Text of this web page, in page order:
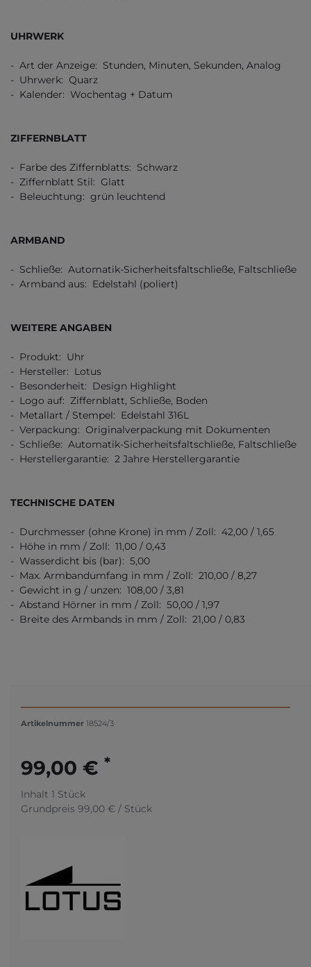
UHRWERK
- Art der Anzeige: Stunden, Minuten, Sekunden, Analog
- Uhrwerk: Quarz
- Kalender: Wochentag + Datum
ZIFFERNBLATT
- Farbe des Ziffernblatts: Schwarz
- Ziffernblatt Stil: Glatt
- Beleuchtung: grün leuchtend
ARMBAND
- Schließe: Automatik-Sicherheitsfaltschließe, Faltschließe
- Armband aus: Edelstahl (poliert)
WEITERE ANGABEN
- Produkt: Uhr
- Hersteller: Lotus
- Besonderheit: Design Highlight
- Logo auf: Ziffernblatt, Schließe, Boden
- Metallart / Stempel: Edelstahl 316L
- Verpackung: Originalverpackung mit Dokumenten
- Schließe: Automatik-Sicherheitsfaltschließe, Faltschließe
- Herstellergarantie: 2 Jahre Herstellergarantie
TECHNISCHE DATEN
- Durchmesser (ohne Krone) in mm / Zoll: 42,00 / 1,65
- Höhe in mm / Zoll: 11,00 / 0,43
- Wasserdicht bis (bar): 5,00
- Max. Armbandumfang in mm / Zoll: 210,00 / 8,27
- Gewicht in g / unzen: 108,00 / 3,81
- Abstand Hörner in mm / Zoll: 50,00 / 1,97
- Breite des Armbands in mm / Zoll: 21,00 / 0,83
Artikelnummer 18524/3
99,00 € *
Inhalt 1 Stück
Grundpreis 99,00 € / Stück